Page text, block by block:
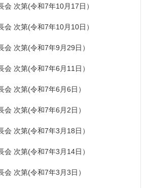
会 次第(令和7年10月17日）
会 次第(令和7年10月10日）
会 次第(令和7年9月29日）
会 次第(令和7年6月11日）
会 次第(令和7年6月6日）
会 次第(令和7年6月2日）
会 次第(令和7年3月18日）
会 次第(令和7年3月14日）
会 次第(令和7年3月3日）